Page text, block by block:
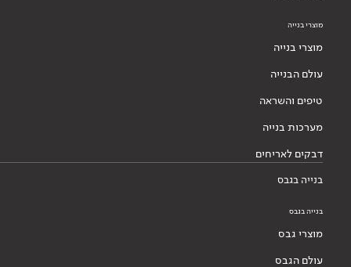
מוצרי בנייה
מוצרי בנייה
עולם הבנייה
טיפים והשראה
מערכות בנייה
דבקים לאריחים
בנייה בגבס
בנייה בגבס
מוצרי גבס
עולם הגבס